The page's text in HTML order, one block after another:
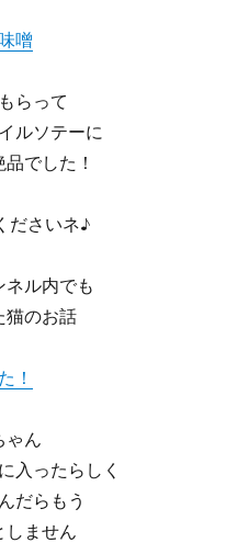
噌
らって
ルソテーに
でした！
ださいネ♪
ネル内でも
猫のお話
！
ゃん
入ったらしく
だらもう
しません